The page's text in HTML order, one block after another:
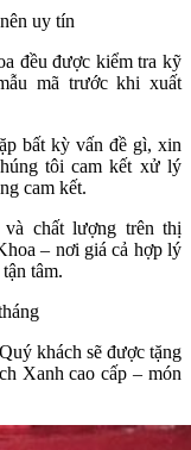
uy tín
đều được kiểm tra kỹ
mã trước khi xuất
bất kỳ vấn đề gì, xin
tôi cam kết xử lý
cam kết.
chất lượng trên thị
– nơi giá cả hợp lý
tâm.
khách sẽ được tặng
Xanh cao cấp – món